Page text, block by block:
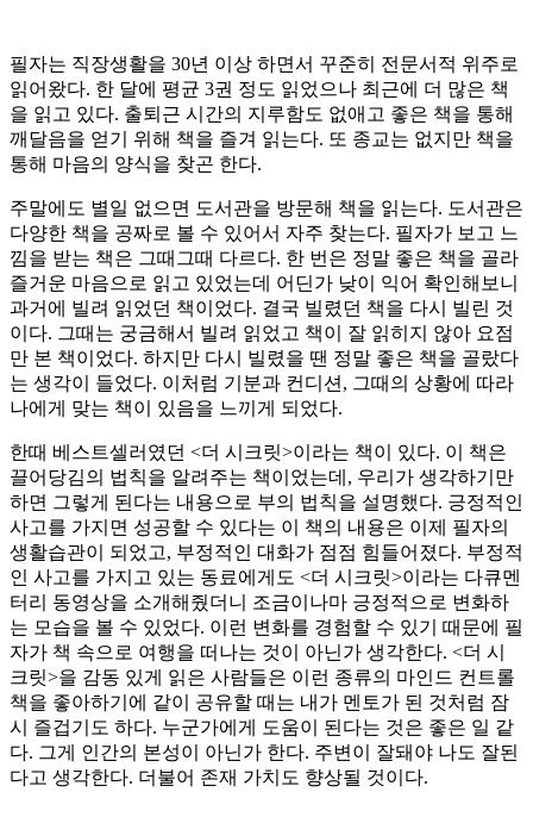
필자는 직장생활을 30년 이상 하면서 꾸준히 전문서적 위주로
읽어왔다. 한 달에 평균 3권 정도 읽었으나 최근에 더 많은 책
을 읽고 있다. 출퇴근 시간의 지루함도 없애고 좋은 책을 통해
깨달음을 얻기 위해 책을 즐겨 읽는다. 또 종교는 없지만 책을
통해 마음의 양식을 찾곤 한다.
주말에도 별일 없으면 도서관을 방문해 책을 읽는다. 도서관은
다양한 책을 공짜로 볼 수 있어서 자주 찾는다. 필자가 보고 느
낌을 받는 책은 그때그때 다르다. 한 번은 정말 좋은 책을 골라
즐거운 마음으로 읽고 있었는데 어딘가 낮이 익어 확인해보니
과거에 빌려 읽었던 책이었다. 결국 빌렸던 책을 다시 빌린 것
이다. 그때는 궁금해서 빌려 읽었고 책이 잘 읽히지 않아 요점
만 본 책이었다. 하지만 다시 빌렸을 땐 정말 좋은 책을 골랐다
는 생각이 들었다. 이처럼 기분과 컨디션, 그때의 상황에 따라
나에게 맞는 책이 있음을 느끼게 되었다.
한때 베스트셀러였던 <더 시크릿>이라는 책이 있다. 이 책은
끌어당김의 법칙을 알려주는 책이었는데, 우리가 생각하기만
하면 그렇게 된다는 내용으로 부의 법칙을 설명했다. 긍정적인
사고를 가지면 성공할 수 있다는 이 책의 내용은 이제 필자의
생활습관이 되었고, 부정적인 대화가 점점 힘들어졌다. 부정적
인 사고를 가지고 있는 동료에게도 <더 시크릿>이라는 다큐멘
터리 동영상을 소개해줬더니 조금이나마 긍정적으로 변화하
는 모습을 볼 수 있었다. 이런 변화를 경험할 수 있기 때문에 필
자가 책 속으로 여행을 떠나는 것이 아닌가 생각한다. <더 시
크릿>을 감동 있게 읽은 사람들은 이런 종류의 마인드 컨트롤
책을 좋아하기에 같이 공유할 때는 내가 멘토가 된 것처럼 잠
시 즐겁기도 하다. 누군가에게 도움이 된다는 것은 좋은 일 같
다. 그게 인간의 본성이 아닌가 한다. 주변이 잘돼야 나도 잘된
다고 생각한다. 더불어 존재 가치도 향상될 것이다.